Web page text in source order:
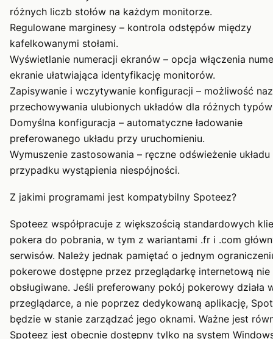
różnych liczb stołów na każdym monitorze.
Regulowane marginesy – kontrola odstępów między
kafelkowanymi stołami.
Wyświetlanie numeracji ekranów – opcja włączenia
ekranie ułatwiająca identyfikację monitorów.
Zapisywanie i wczytywanie konfiguracji – możliwość
przechowywania ulubionych układów dla różnych
Domyślna konfiguracja – automatyczne ładowanie
preferowanego układu przy uruchomieniu.
Wymuszenie zastosowania – ręczne odświeżenie układu
przypadku wystąpienia niespójności.
Z jakimi programami jest kompatybilny Spoteez?
Spoteez współpracuje z większością standardowych
pokera do pobrania, w tym z wariantami .fr i .com
serwisów. Należy jednak pamiętać o jednym
pokerowe dostępne przez przeglądarkę internetową nie
obsługiwane. Jeśli preferowany pokój pokerowy działa
przeglądarce, a nie poprzez dedykowaną aplikację,
będzie w stanie zarządzać jego oknami. Ważne jest
Spoteez jest obecnie dostępny tylko na system